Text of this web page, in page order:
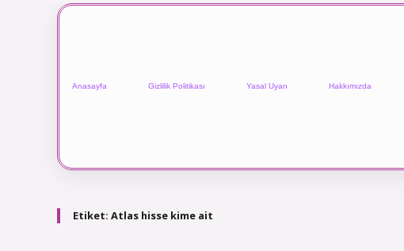
Anasayfa Gizlilik Politikası Yasal Uyarı Hakkımızda
Etiket: Atlas hisse kime ait